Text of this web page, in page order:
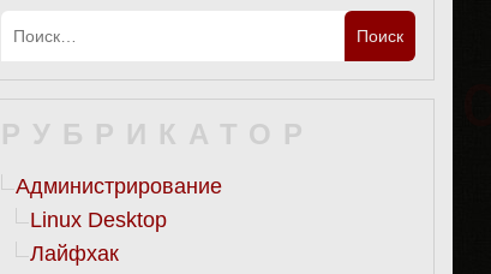
РУБРИКАТОР
Администрирование
Linux Desktop
Лайфхак